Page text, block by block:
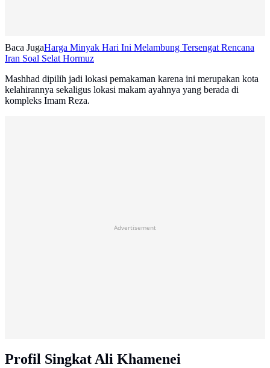
Baca JugaHarga Minyak Hari Ini Melambung Tersengat Rencana
Iran Soal Selat Hormuz
Mashhad dipilih jadi lokasi pemakaman karena ini merupakan kota
kelahirannya sekaligus lokasi makam ayahnya yang berada di
kompleks Imam Reza.
Advertisement
Profil Singkat Ali Khamenei